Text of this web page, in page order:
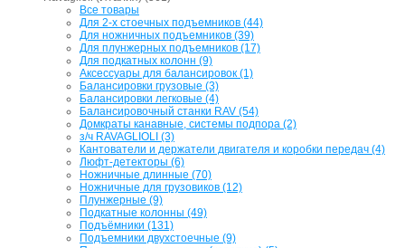
Все товары
Для 2-х стоечных подъемников (44)
Для ножничных подъемников (39)
Для плунжерных подъемников (17)
Для подкатных колонн (9)
Аксессуары для балансировок (1)
Балансировки грузовые (3)
Балансировки легковые (4)
Балансировочный станки RAV (54)
Домкраты канавные, системы подпора (2)
з/ч RAVAGLIOLI (3)
Кантователи и держатели двигателя и коробки передач (4)
Люфт-детекторы (6)
Ножничные длинные (70)
Ножничные для грузовиков (12)
Плунжерные (9)
Подкатные колонны (49)
Подъёмники (131)
Подъемники двухстоечные (9)